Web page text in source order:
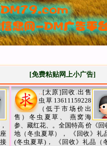
[免费粘贴网上小广告]
..[太原]回收.出售
虫草13611159228
（低于市场价出
售）冬虫夏草、 燕窝海
参、藏红花、。全国特高 价《回
地（冬虫夏草）， 《回收》礼
(冬虫夏草)， 《回收》礼品（